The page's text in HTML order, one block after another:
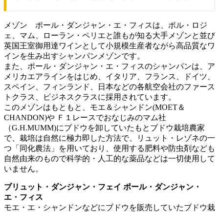
メゾン ポール・ダンジャン・エ・フィスは、ポル・ロジ
ェ、マム、ローラン・ペリエと誰もが知る大手メゾンと並び
英国王室御用達ワインとして小規模生産者ながら高品質なワ
インを生み出すシャンパンメゾンです。
また、ポール・ダンジャン・エ・フィスのシャンパンは、ア
メリカエアラインをはじめ、イタリア、フランス、ドイツ、
スペイン、フィンランド、日本などの各航空会社のファース
トクラス、ビジネスクラスに採用されています。
このメゾンはもともと、モエ＆シャンドン(MOET＆
CHANDON)や Ｆ１レースでおなじみのマム社
（G.H.MUMM)にブドウを卸していたもとブドウ栽培農家
で、栽培は自然に極力即した方法で、リュット・レゾネの一
つ「同化農法」を用いており、使用する肥料や防虫剤なども
自然由来のもので科学的・人工的な薬品などは一切使用して
いません。
ブリュット・ダンジャン・フェイ ポール・ダンジャン・
エ・フィス
モエ・エ・シャンドンなどにブドウを販売していたブドウ栽